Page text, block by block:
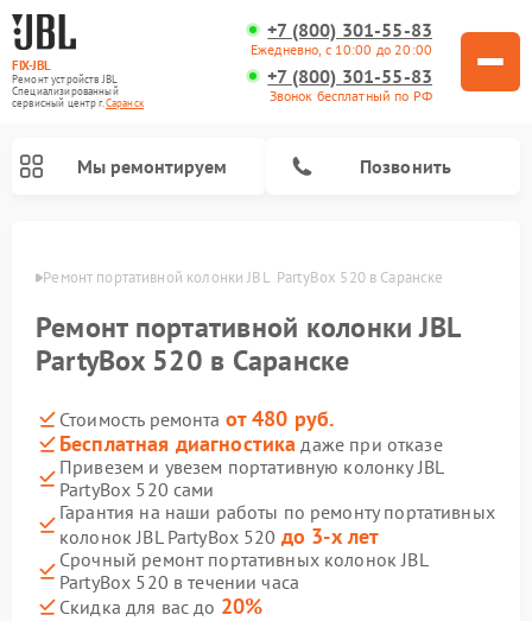
FIX-JBL
Ремонт устройств JBL
Специализированный
cервисный центр г.Саранск
+7 (800) 301-55-83
Ежедневно, с 10:00 до 20:00
+7 (800) 301-55-83
Звонок бесплатный по РФ
Мы ремонтируем Позвонить
Ремонт портативной колонки JBL  PartyBox 520 в Саранске
Ремонт портативной колонки JBL
PartyBox 520 в Саранске
Стоимость ремонта от 480 руб.
Бесплатная диагностика даже при отказе
Привезем и увезем портативную колонку JBL
PartyBox 520 сами
Гарантия на наши работы по ремонту портативных
колонок JBL PartyBox 520 до 3-х лет
Срочный ремонт портативных колонок JBL
PartyBox 520 в течении часа
Скидка для вас до 20%